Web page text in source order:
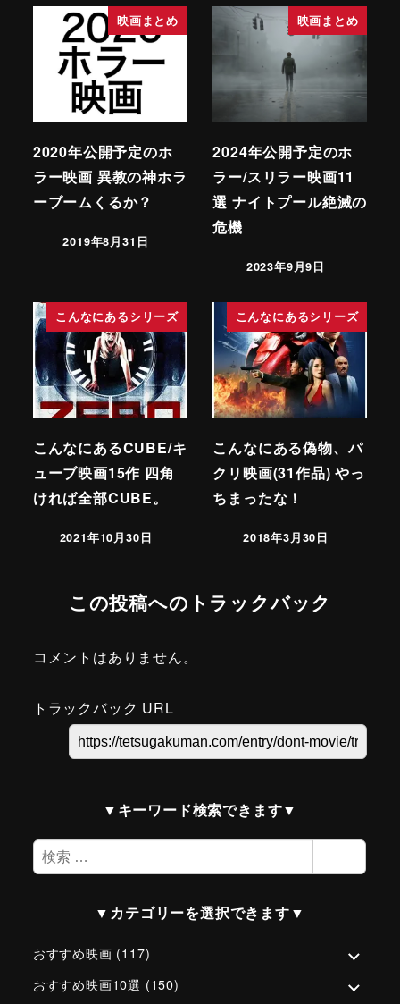
映画まとめ
2020年公開予定のホ
ラー映画 異教の神ホラ
ーブームくるか？
2019年8月31日
映画まとめ
2024年公開予定のホ
ラー/スリラー映画11
選 ナイトプール絶滅の
危機
2023年9月9日
こんなにあるシリーズ
こんなにあるCUBE/キ
ューブ映画15作 四角
ければ全部CUBE。
2021年10月30日
こんなにあるシリーズ
こんなにある偽物、パ
クリ映画(31作品) やっ
ちまったな！
2018年3月30日
この投稿へのトラックバック
コメントはありません。
トラックバック URL
▼キーワード検索できます▼
検
索
▼カテゴリーを選択できます▼
おすすめ映画 (117)
おすすめ映画10選 (150)